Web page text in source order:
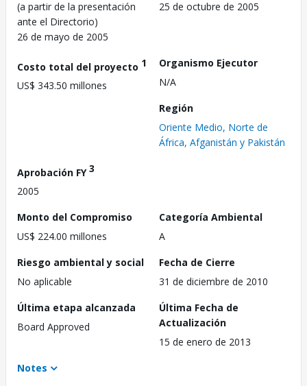
(a partir de la presentación
ante el Directorio)
26 de mayo de 2005
25 de octubre de 2005
Costo total del proyecto 1
US$ 343.50 millones
Organismo Ejecutor
N/A
Región
Oriente Medio, Norte de
África, Afganistán y Pakistán
Aprobación FY3
2005
Monto del Compromiso
US$ 224.00 millones
Categoría Ambiental
A
Riesgo ambiental y social
No aplicable
Fecha de Cierre
31 de diciembre de 2010
Última etapa alcanzada
Board Approved
Última Fecha de
Actualización
15 de enero de 2013
Notes